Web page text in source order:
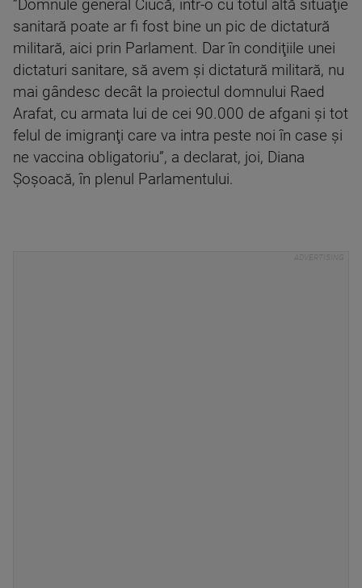
”Domnule general Ciucă, într-o cu totul altă situaţie
sanitară poate ar fi fost bine un pic de dictatură
militară, aici prin Parlament. Dar în condiţiile unei
dictaturi sanitare, să avem şi dictatură militară, nu
mai gândesc decât la proiectul domnului Raed
Arafat, cu armata lui de cei 90.000 de afgani şi tot
felul de imigranţi care va intra peste noi în case şi
ne vaccina obligatoriu”, a declarat, joi, Diana
Şoşoacă, în plenul Parlamentului.